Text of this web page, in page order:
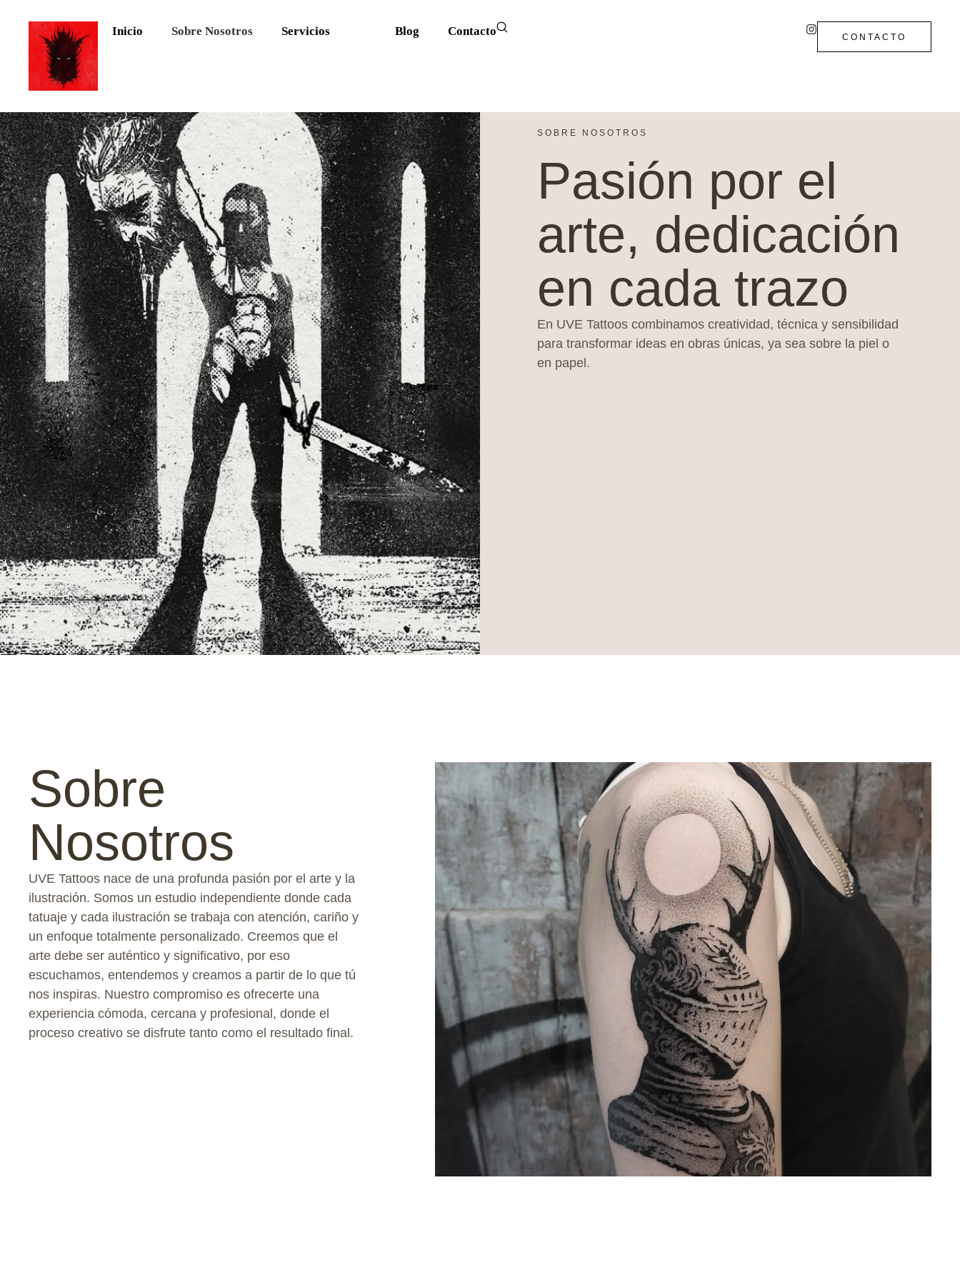
Inicio Sobre Nosotros Servicios Blog Contacto CONTACTO
SOBRE NOSOTROS
Pasión por el
arte, dedicación
en cada trazo
En UVE Tattoos combinamos creatividad, técnica y sensibilidad
para transformar ideas en obras únicas, ya sea sobre la piel o
en papel.
Sobre
Nosotros
UVE Tattoos nace de una profunda pasión por el arte y la
ilustración. Somos un estudio independiente donde cada
tatuaje y cada ilustración se trabaja con atención, cariño y
un enfoque totalmente personalizado. Creemos que el
arte debe ser auténtico y significativo, por eso
escuchamos, entendemos y creamos a partir de lo que tú
nos inspiras. Nuestro compromiso es ofrecerte una
experiencia cómoda, cercana y profesional, donde el
proceso creativo se disfrute tanto como el resultado final.